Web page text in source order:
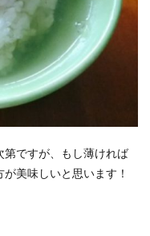
ですが、もし薄ければ
美味しいと思います！